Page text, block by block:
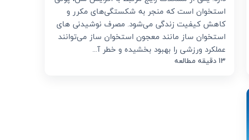
استخوان است که منجر به شکستگی‌های مکرر و
کاهش کیفیت زندگی می‌شود. مصرف نوشیدنی‌ های
استخوان ‌ساز مانند معجون استخوان ساز می‌توانند
عملکرد ورزشی را بهبود بخشیده و خطر آ...
13 دقیقه مطالعه